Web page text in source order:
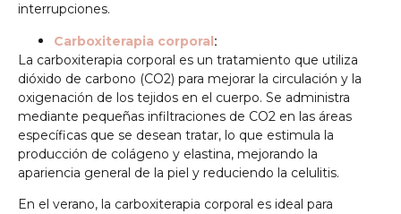
interrupciones.
Carboxiterapia corporal:
La carboxiterapia corporal es un tratamiento que utiliza
dióxido de carbono (CO2) para mejorar la circulación y la
oxigenación de los tejidos en el cuerpo. Se administra
mediante pequeñas infiltraciones de CO2 en las áreas
específicas que se desean tratar, lo que estimula la
producción de colágeno y elastina, mejorando la
apariencia general de la piel y reduciendo la celulitis.
En el verano, la carboxiterapia corporal es ideal para